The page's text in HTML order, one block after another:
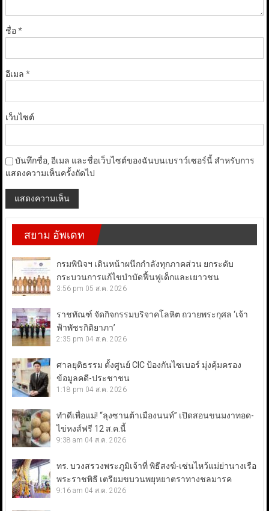
ชื่อ*
อีเมล *
เว็บไซต์
บันทึกชื่อ, อีเมล และชื่อเว็บไซต์ของฉันบนเบราว์เซอร์นี้ สำหรับการ
แสดงความเห็นครั้งถัดไป
สยาม อัพเดท
กรมพินิจฯ เดินหน้าผนึกกำลังทุกภาคส่วน ยกระดับ
กระบวนการแก้ไขบำบัดฟื้นฟูเด็กและเยาวชน
3:56 pm 05 ส.ค. 2026
ราชทัณฑ์ จัดกิจกรรมบริจาคโลหิต ถวายพระกุศล ‘เจ้า
ฟ้าพัชรกิติยาภา’
2:35 pm 04 ส.ค. 2026
ศาลยุติธรรม ตั้งศูนย์ CIC ป้องกันไซเบอร์ มุ่งคุ้มครอง
ข้อมูลคดี-ประชาชน
1:18 pm 04 ส.ค. 2026
ทำดีเพื่อแม่! “ลุงซานต้าเมืองนนท์” เปิดสอนขนมงาทอด-
ไข่หงส์ฟรี 12 ส.ค.นี้
9:38 am 04 ส.ค. 2026
ทร. บวงสรวงพระภูมิเจ้าที่ พิธีสงฆ์-เซ่นไหว้แม่ย่านางเรือ
พระราชพิธี เตรียมขบวนพยุหยาตราทางชลมารค
9:16 am 04 ส.ค. 2026